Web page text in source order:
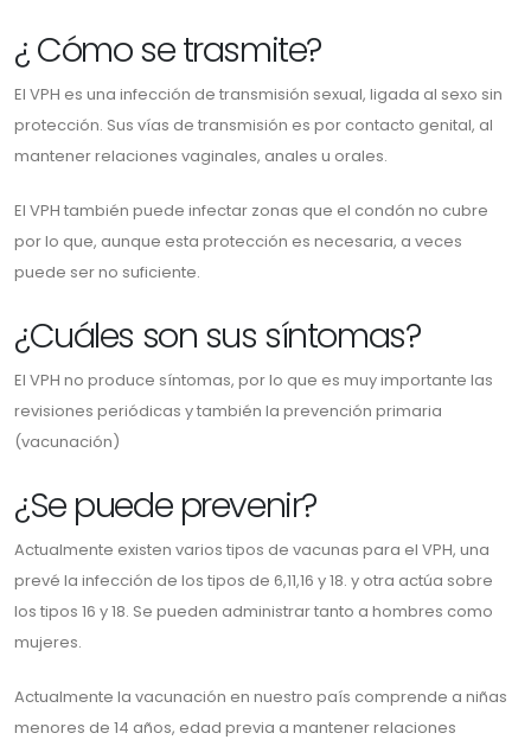
¿ Cómo se trasmite?
El VPH es una infección de transmisión sexual, ligada al sexo sin
protección. Sus vías de transmisión es por contacto genital, al
mantener relaciones vaginales, anales u orales.
El VPH también puede infectar zonas que el condón no cubre
por lo que, aunque esta protección es necesaria, a veces
puede ser no suficiente.
¿Cuáles son sus síntomas?
El VPH no produce síntomas, por lo que es muy importante las
revisiones periódicas y también la prevención primaria
(vacunación)
¿Se puede prevenir?
Actualmente existen varios tipos de vacunas para el VPH, una
prevé la infección de los tipos de 6,11,16 y 18. y otra actúa sobre
los tipos 16 y 18. Se pueden administrar tanto a hombres como
mujeres.
Actualmente la vacunación en nuestro país comprende a niñas
menores de 14 años, edad previa a mantener relaciones